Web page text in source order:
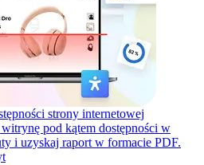
strony internetowej
pod kątem dostępności w
i uzyskaj raport w formacie PDF.